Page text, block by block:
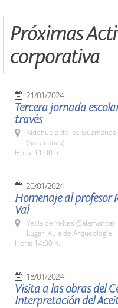
Próximas
corporativa
21/01/2024
Tercera jornada
través
Aldehuela de los
(Salamanca)
Hora: 11:00 h.
20/01/2024
Homenaje al profesor
Val
Yecla de Yeltes (Salamanca)
Lugar: Aula de Arqueología
Hora: 14:00 h.
18/01/2024
Visita a las obras del
Interpretación del